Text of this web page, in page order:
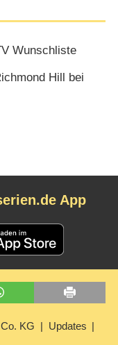
Wunschliste
Hill bei
App
KG Updates